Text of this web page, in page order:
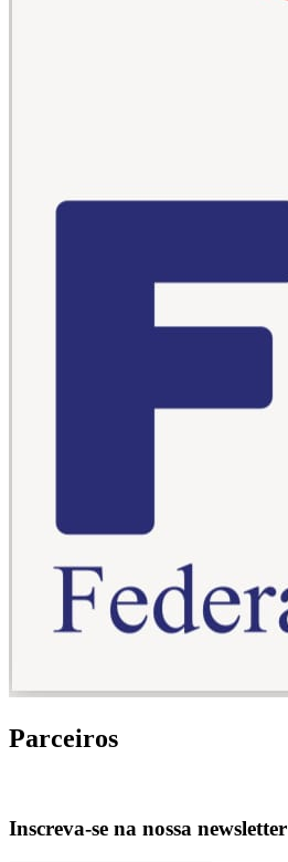
Parceiros
Inscreva-se na nossa newsletter